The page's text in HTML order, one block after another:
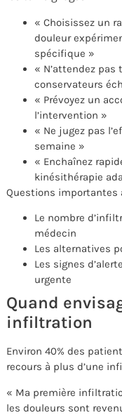
« Choisissez un
douleur
spécifique »
« N’attendez
conservateurs
« Prévoyez un
l’intervention »
« Ne jugez pas
semaine »
« Enchaînez
kinésithérapie
Questions importantes
Le nombre
médecin
Les alternatives
Les signes
urgente
Quand
infiltration
Environ 40% des
recours à plus d’une
« Ma première
les douleurs sont